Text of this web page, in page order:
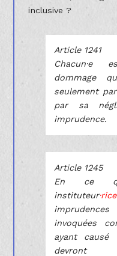
inclusive ?
Article 1241
Chacun·e
dommage
seulement
par sa
imprudence.
Article 1245
En ce
instituteur
invoquées
ayant causé
devront